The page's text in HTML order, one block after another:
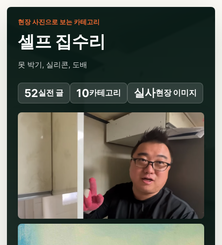
현장 사진으로 보는 카테고리
셀프 집수리
못 박기, 실리콘, 도배
52실전 글 10카테고리 실사현장 이미지